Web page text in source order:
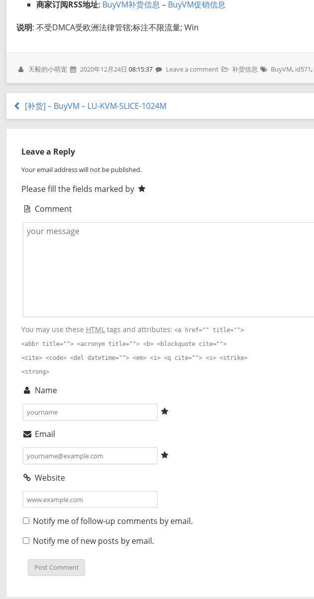
商家订阅RSS地址: BuyVM补货信息 – BuyVM促销信息
说明: 不受DMCA受欧洲法律管辖;标注不限流量; Win
天毅的小萌宠 2020年12月24日 08:15:37 Leave a comment 补货信息 BuyVM, id571,
[补货] – BuyVM – LU-KVM-SLICE-1024M
Leave a Reply
Your email address will not be published.
Please fill the fields marked by
Comment
You may use these HTML tags and attributes:<a href="" title="">
<abbr title=""> <acronym title=""> <b> <blockquote cite="">
<cite> <code> <del datetime=""> <em> <i> <q cite=""> <s> <strike>
<strong>
Name
Email
Website
Notify me of follow-up comments by email.
Notify me of new posts by email.